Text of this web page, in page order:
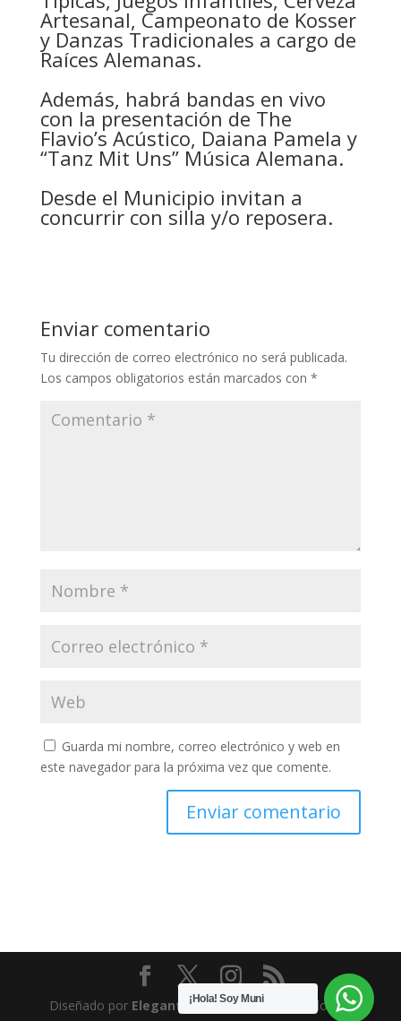
Artesanal, Campeonato de Kosser
y Danzas Tradicionales a cargo de
Raíces Alemanas.
Además, habrá bandas en vivo
con la presentación de The
Flavio’s Acústico, Daiana Pamela y
“Tanz Mit Uns” Música Alemana.
Desde el Municipio invitan a
concurrir con silla y/o reposera.
Enviar comentario
Tu dirección de correo electrónico no será publicada.
Los campos obligatorios están marcados con *
Guarda mi nombre, correo electrónico y web en
este navegador para la próxima vez que comente.
Diseñado por Elegant Themes| Desarrollado por
¡Hola! Soy Muni